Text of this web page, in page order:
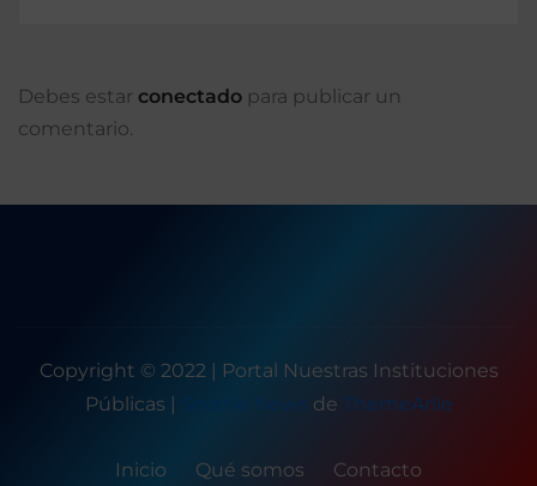
Debes estar conectado para publicar un
comentario.
Copyright © 2022 | Portal Nuestras Instituciones
Públicas | Seattle News de ThemeArile
Inicio Qué somos Contacto